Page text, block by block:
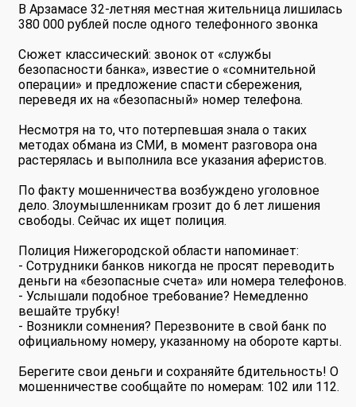
В Арзамасе 32-летняя местная жительница лишилась
380 000 рублей после одного телефонного звонка
Сюжет классический: звонок от «службы
безопасности банка», известие о «сомнительной
операции» и предложение спасти сбережения,
переведя их на «безопасный» номер телефона.
Несмотря на то, что потерпевшая знала о таких
методах обмана из СМИ, в момент разговора она
растерялась и выполнила все указания аферистов.
По факту мошенничества возбуждено уголовное
дело. Злоумышленникам грозит до 6 лет лишения
свободы. Сейчас их ищет полиция.
Полиция Нижегородской области напоминает:
- Сотрудники банков никогда не просят переводить
деньги на «безопасные счета» или номера телефонов.
- Услышали подобное требование? Немедленно
вешайте трубку!
- Возникли сомнения? Перезвоните в свой банк по
официальному номеру, указанному на обороте карты.
Берегите свои деньги и сохраняйте бдительность! О
мошенничестве сообщайте по номерам: 102 или 112.